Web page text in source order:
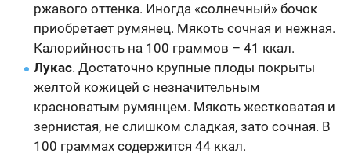
ржавого оттенка. Иногда «солнечный» бочок
приобретает румянец. Мякоть сочная и нежная.
Калорийность на 100 граммов – 41 ккал.
Лукас. Достаточно крупные плоды покрыты
желтой кожицей с незначительным
красноватым румянцем. Мякоть жестковатая и
зернистая, не слишком сладкая, зато сочная. В
100 граммах содержится 44 ккал.